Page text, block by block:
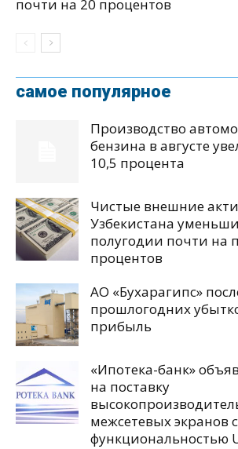
почти на 20 процентов
самое популярное
Производство
бензина в августе
10,5 процента
Чистые внешние
Узбекистана
полугодии почти на
процентов
АО «Бухарагипс»
прошлогодних
прибыль
«Ипотека-банк»
на поставку
межсетевых экранов с
функциональностью